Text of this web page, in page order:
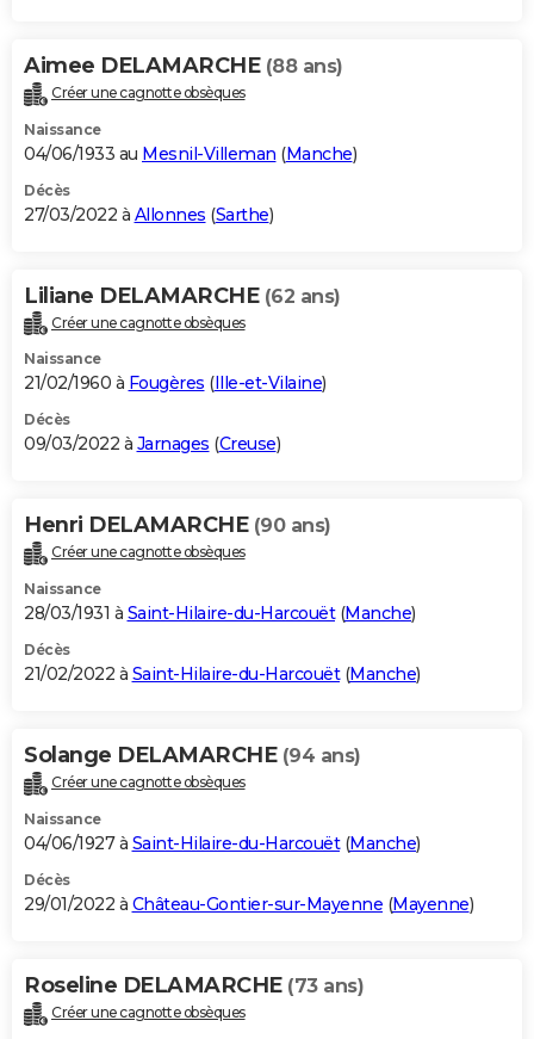
Aimee DELAMARCHE (88 ans)
Créer une cagnotte obsèques
Naissance
04/06/1933 au Mesnil-Villeman (Manche)
Décès
27/03/2022 à Allonnes (Sarthe)
Liliane DELAMARCHE (62 ans)
Créer une cagnotte obsèques
Naissance
21/02/1960 à Fougères (Ille-et-Vilaine)
Décès
09/03/2022 à Jarnages (Creuse)
Henri DELAMARCHE (90 ans)
Créer une cagnotte obsèques
Naissance
28/03/1931 à Saint-Hilaire-du-Harcouët(Manche)
Décès
21/02/2022 à Saint-Hilaire-du-Harcouët(Manche)
Solange DELAMARCHE (94 ans)
Créer une cagnotte obsèques
Naissance
04/06/1927 à Saint-Hilaire-du-Harcouët(Manche)
Décès
29/01/2022 à Château-Gontier-sur-Mayenne (Mayenne)
Roseline DELAMARCHE (73 ans)
Créer une cagnotte obsèques